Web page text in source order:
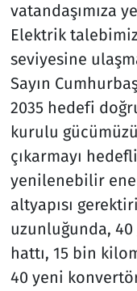
vatandaşımıza
Elektrik
seviyesine
Sayın
2035 hedefi
kurulu
çıkarmayı
yenilenebilir
altyapısı
uzunluğunda, 40
hattı, 15 bin
40 yeni